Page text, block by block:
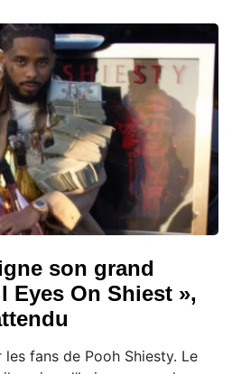
son grand
Eyes On Shiest »,
les fans de Pooh Shiesty. Le